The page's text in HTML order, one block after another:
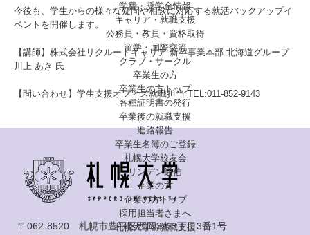
学費・奨学金情報
キャリア・就職支援
公務員・教員・資格取得
留学・国際交流
クラブ・サークル
卒業生の方
卒業生の方トップ
各種証明書の発行
卒業後の就職支援
進路報告
卒業生名簿のご登録
札幌大学校友会
リンデン通信
企業の方
企業の方トップ
採用担当者さまへ
札幌大学の就職支援
今後も、学生からの様々な疑問や相談に対応する就活バックアップイ
ベントを開催します。
【講師】株式会社リクルートキャリア 新卒事業本部 北海道グループ
川上 あき 氏
【問い合わせ】学生支援オフィス就職担当 TEL:011-852-9143
〒062-8520 札幌市豊平区西岡3条7丁目3番1号